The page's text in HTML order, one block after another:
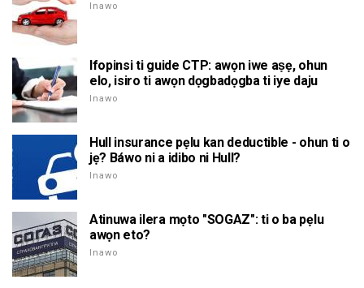
Inawo
Ifopinsi ti guide CTP: awọn iwe aṣẹ, ohun
elo, isiro ti awọn dọgbadọgba ti iye daju
Inawo
Hull insurance pẹlu kan deductible - ohun ti o
jẹ? Báwo ni a idibo ni Hull?
Inawo
Atinuwa ilera mọto "SOGAZ": ti o ba pẹlu
awọn eto?
Inawo